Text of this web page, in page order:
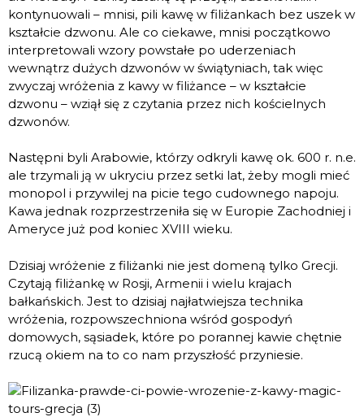
kontynuowali – mnisi, pili kawę w filiżankach bez uszek w
kształcie dzwonu. Ale co ciekawe, mnisi początkowo
interpretowali wzory powstałe po uderzeniach
wewnątrz dużych dzwonów w świątyniach, tak więc
zwyczaj wróżenia z kawy w filiżance – w kształcie
dzwonu – wziął się z czytania przez nich kościelnych
dzwonów.
Następni byli Arabowie, którzy odkryli kawę ok. 600 r. n.e.
ale trzymali ją w ukryciu przez setki lat, żeby mogli mieć
monopol i przywilej na picie tego cudownego napoju.
Kawa jednak rozprzestrzeniła się w Europie Zachodniej i
Ameryce już pod koniec XVIII wieku.
Dzisiaj wróżenie z filiżanki nie jest domeną tylko Grecji.
Czytają filiżankę w Rosji, Armenii i wielu krajach
bałkańskich. Jest to dzisiaj najłatwiejsza technika
wróżenia, rozpowszechniona wśród gospodyń
domowych, sąsiadek, które po porannej kawie chętnie
rzucą okiem na to co nam przyszłość przyniesie.